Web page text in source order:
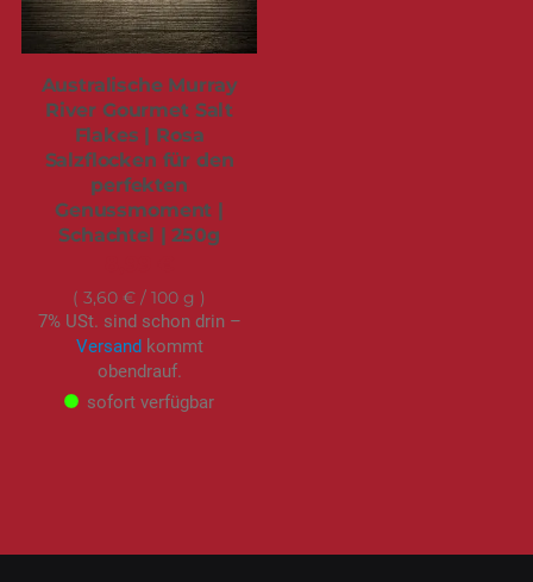
Australische Murray
River Gourmet Salt
Flakes | Rosa
Salzflocken für den
perfekten
Genussmoment |
Schachtel | 250g
3,60 € / 100 g
7% USt. sind schon drin –
Versandkommt
obendrauf.
sofort verfügbar